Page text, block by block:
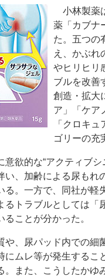
小林製薬
薬「カブナ
た。五つの
え、かぶれ
やヒリヒリ
ブルを改善
創造・拡大
ア」「ケア
「クロキ
ゴリーの充
欲的な“アクティブ
い、加齢による尿も
る。一方で、同社が軽
るトラブルとしては「
ことが分かった。
、尿パッド内での細
にムレ等が発生するこ
。また、こうしたかゆ